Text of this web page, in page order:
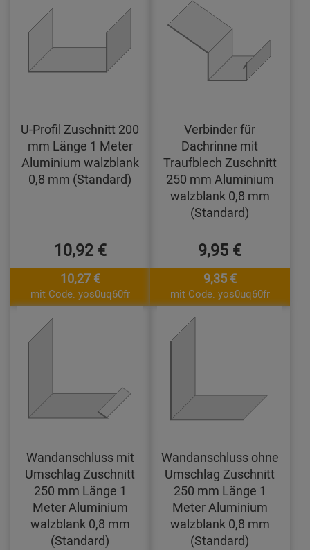
U-Profil Zuschnitt 200
mm Länge 1 Meter
Aluminium walzblank
0,8 mm (Standard)
10,92 €
10,27 €
mit Code: yos0uq60fr
Verbinder für
Dachrinne mit
Traufblech Zuschnitt
250 mm Aluminium
walzblank 0,8 mm
(Standard)
9,95 €
9,35 €
mit Code: yos0uq60fr
Wandanschluss mit
Umschlag Zuschnitt
250 mm Länge 1
Meter Aluminium
walzblank 0,8 mm
(Standard)
Wandanschluss ohne
Umschlag Zuschnitt
250 mm Länge 1
Meter Aluminium
walzblank 0,8 mm
(Standard)